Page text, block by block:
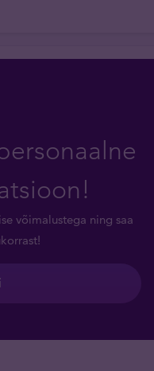
võimalustega ning saa